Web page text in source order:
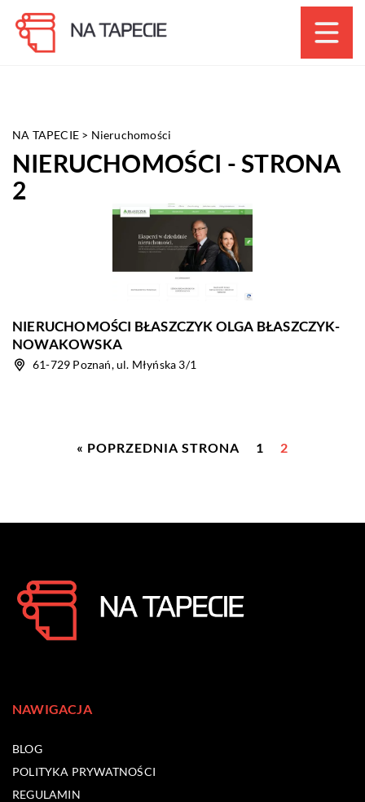
NA TAPECIE > Nieruchomości
NIERUCHOMOŚCI - STRONA
2
NIERUCHOMOŚCI BŁASZCZYK OLGA BŁASZCZYK-
NOWAKOWSKA
61-729 Poznań, ul. Młyńska 3/1
« POPRZEDNIA STRONA 1 2
NAWIGACJA
BLOG
POLITYKA PRYWATNOŚCI
REGULAMIN